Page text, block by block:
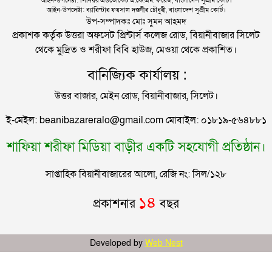
সিলেটে আরও দুইজনের মৃত্যু, হাসপাতালে ৩ শতাধিক
সিলেটের মাস্টারপ্ল্যান বাস্তবায়নে ঢাকায় উচ্চপর্যায়ে যা হল
আদালত
যুক্তরাজ্যে বাংলাদেশিদের মধ্যে ৯৫ শতাংশই সিলেটি
সিলেটে বিচার নিয়ে হতাশ ৬ শহীদ পরিবার
মালয়েশিয়ায় সহকর্মীদের আঘাতে প্রাণ গেল ৩ বাংলাদেশির
আইন-উপদেষ্টা: ব্যারিস্টার ফয়সাল দস্তগীর চৌধুরী, বাংলাদেশ সুপ্রীম কোর্ট।
উপ-সম্পাদকঃ মোঃ সুমন আহমদ
প্রকাশক কর্তৃক উত্তরা অফসেট প্রিন্টার্স কলেজ রোড, বিয়ানীবাজার সিলেট
থেকে মুদ্রিত ও শরীফা বিবি হাউজ, মেওয়া থেকে প্রকাশিত।
বানিজ্যিক কার্যালয় :
উত্তর বাজার, মেইন রোড, বিয়ানীবাজার, সিলেট।
ই-মেইল: beanibazareralo@gmail.com মোবাইল: ০১৮১৯-৫৬৪৮৮১
শাফিয়া শরীফা মিডিয়া বাড়ীর একটি সহযোগী প্রতিষ্ঠান।
সাপ্তাহিক বিয়ানীবাজারের আলো, রেজি নং: সিল/১২৮
প্রকাশনার ১৪ বছর
Developed by Web Nest